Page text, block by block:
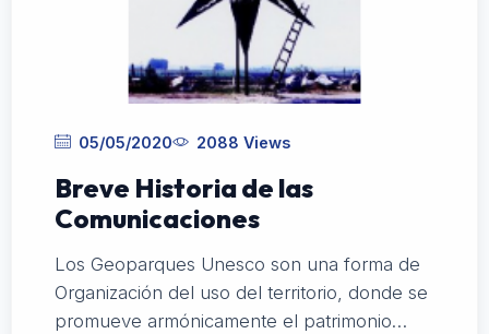
05/05/2020 2088 Views
Breve Historia de las
Comunicaciones
Los Geoparques Unesco son una forma de
Organización del uso del territorio, donde se
promueve armónicamente el patrimonio